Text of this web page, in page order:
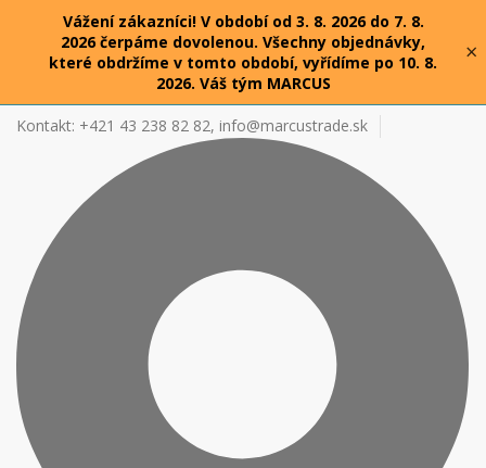
Vážení zákazníci! V období od 3. 8. 2026 do 7. 8.
2026 čerpáme dovolenou. Všechny objednávky,
které obdržíme v tomto období, vyřídíme po 10. 8.
2026. Váš tým MARCUS
×
Kontakt: +421 43 238 82 82, info@marcustrade.sk